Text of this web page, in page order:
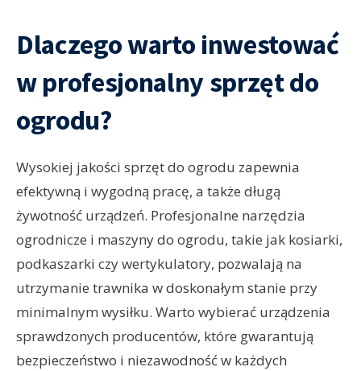
Dlaczego warto inwestować
w profesjonalny sprzęt do
ogrodu?
Wysokiej jakości sprzęt do ogrodu zapewnia
efektywną i wygodną pracę, a także długą
żywotność urządzeń. Profesjonalne narzędzia
ogrodnicze i maszyny do ogrodu, takie jak kosiarki,
podkaszarki czy wertykulatory, pozwalają na
utrzymanie trawnika w doskonałym stanie przy
minimalnym wysiłku. Warto wybierać urządzenia
sprawdzonych producentów, które gwarantują
bezpieczeństwo i niezawodność w każdych